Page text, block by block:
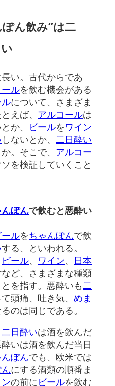
ん飲み”は二
い。古代からであ
ルを飲む機会がある
について、さまざま
えば、 アルコールは
か、
ビールをワイン
しないとか、 二日酔い
。そこで、 アルコー
を検証していくこと
ぽんで飲むと悪酔い
ールをちゃんぽんで飲
する、といわれる。
ビール、 ワイン、 日本
など、さまざまな種類
を指す。悪酔いも二
頭痛、吐き気、 めま
のは同じである。
二日酔いは酒を飲んだ
いは酒を飲んだ当日
ぽんでも、欧米では
にする酒類の順番ま
の前に ビールを飲む